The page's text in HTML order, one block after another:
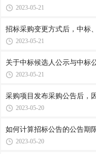
2023-05-21
招标采购变更方式后，中标
2023-05-21
关于中标候选人公示与中标
2023-05-21
采购项目发布采购公告后，
2023-05-20
如何计算招标公告的公告期
2023-05-20